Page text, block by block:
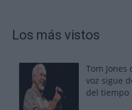
Los más vistos
Tom
voz sigue
del tiempo